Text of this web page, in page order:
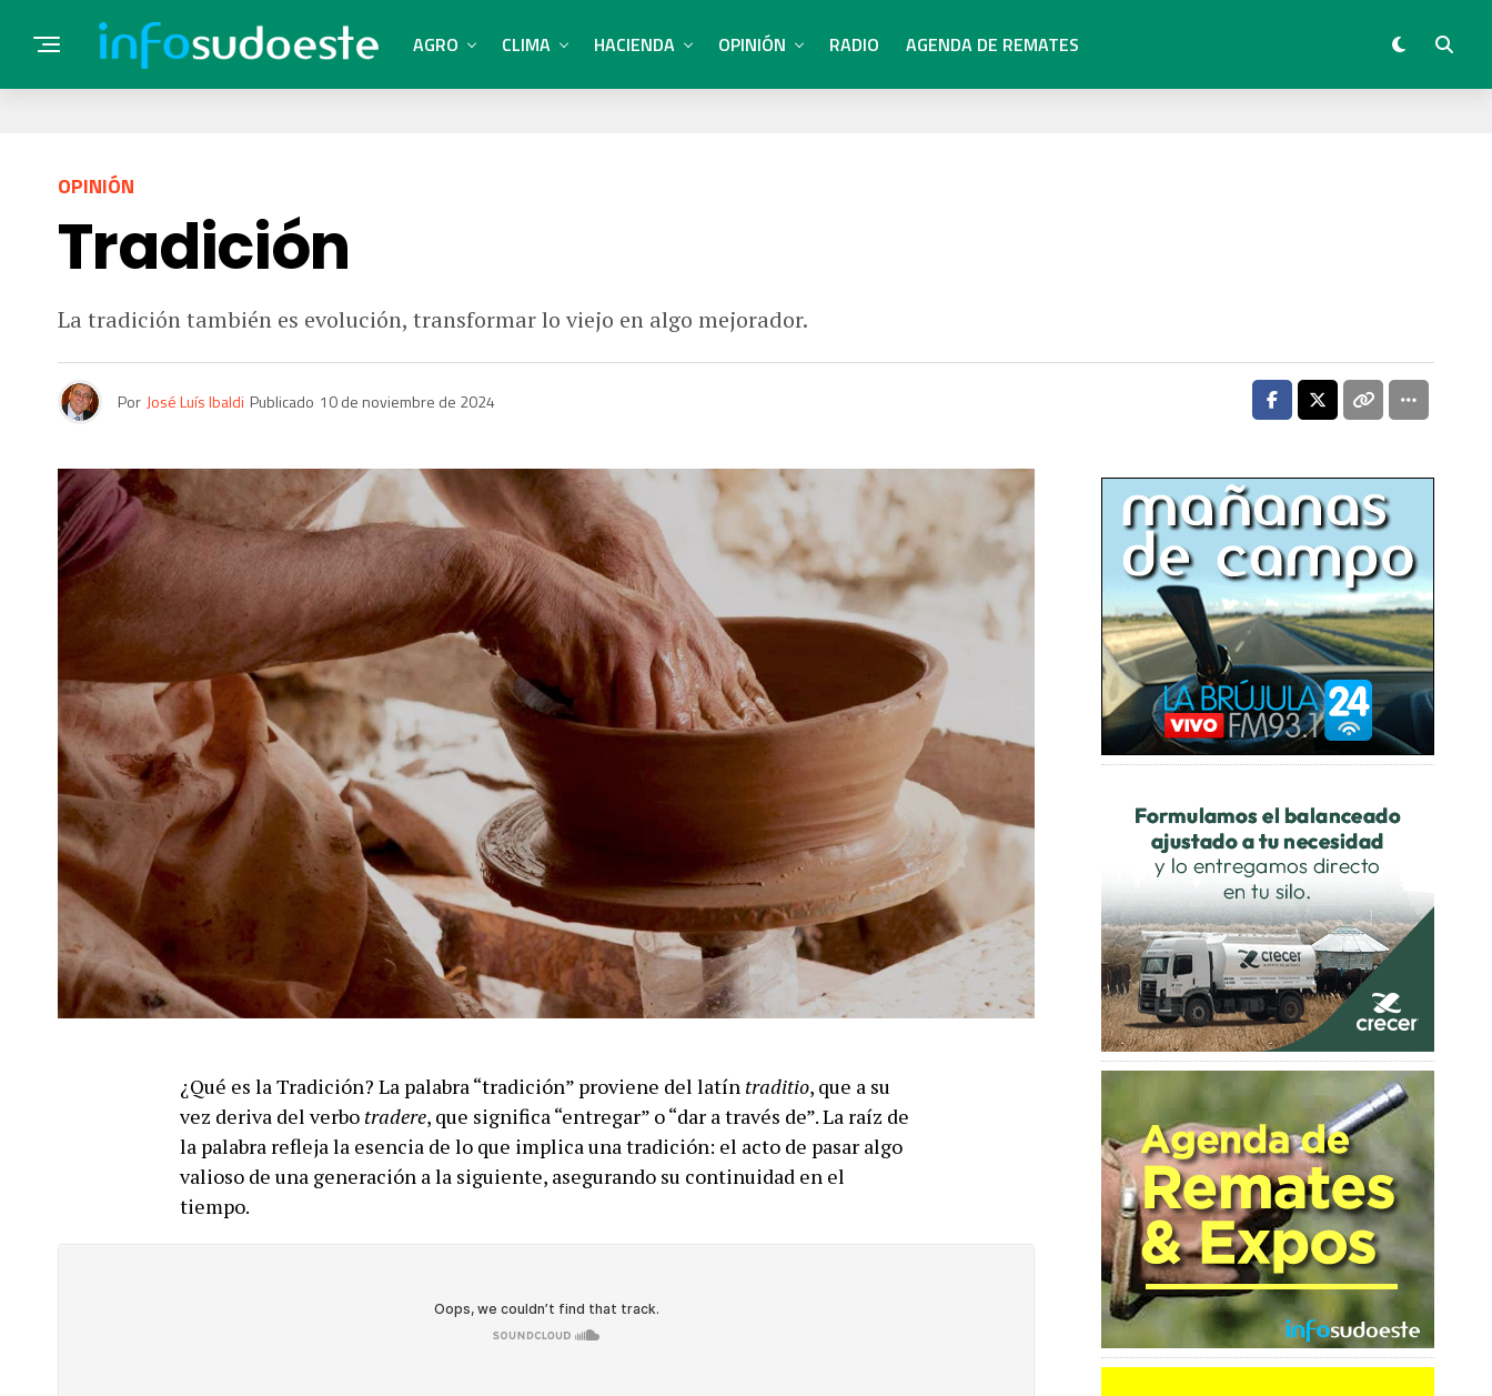
AGRO CLIMA HACIENDA OPINIÓN RADIO AGENDA DE REMATES
OPINIÓN
Tradición
La tradición también es evolución, transformar lo viejo en algo mejorador.
Por José Luís Ibaldi Publicado 10 de noviembre de 2024
¿Qué es la Tradición? La palabra “tradición” proviene del latín traditio, que a su
vez deriva del verbo tradere, que significa “entregar” o “dar a través de”. La raíz de
la palabra refleja la esencia de lo que implica una tradición: el acto de pasar algo
valioso de una generación a la siguiente, asegurando su continuidad en el
tiempo.